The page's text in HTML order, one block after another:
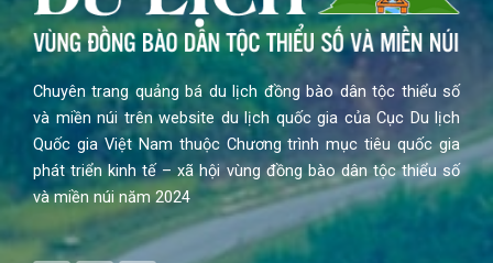
Chuyên trang quảng bá du lịch đồng bào dân tộc thiểu số
và miền núi trên website du lịch quốc gia của Cục Du lịch
Quốc gia Việt Nam thuộc Chương trình mục tiêu quốc gia
phát triển kinh tế – xã hội vùng đồng bào dân tộc thiểu số
và miền núi năm 2024